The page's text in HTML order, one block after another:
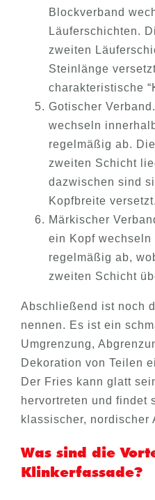
Blockverband
Läuferschichten.
zweiten
Steinlänge
charakteristische
Gotischer
wechseln
regelmäßig ab.
zweiten Schicht
dazwischen sind
Kopfbreite versetzt.
Märkischer
ein Kopf
regelmäßig ab,
zweiten Schicht
Abschließend ist noch
nennen. Es ist ein
Umgrenzung,
Dekoration von Teilen
Der Fries kann glatt
hervortreten und findet
klassischer, nordischer
Was sind die
Klinkerfassade?